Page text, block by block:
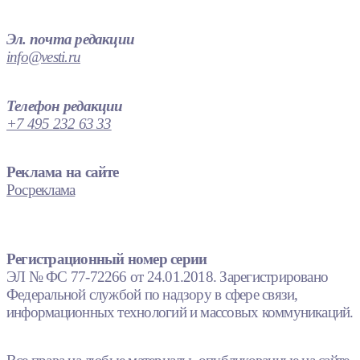
Эл. почта редакции
info@vesti.ru
Телефон редакции
+7 495 232 63 33
Реклама на сайте
Росреклама
Регистрационный номер серии
ЭЛ № ФС 77-72266 от 24.01.2018. Зарегистрировано
Федеральной службой по надзору в сфере связи,
информационных технологий и массовых коммуникаций.